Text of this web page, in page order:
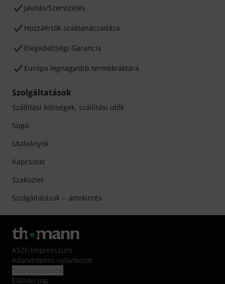
Javítás/Szervizelés
Hozzáértők szaktanácsadása
Elégedettségi Garancia
Európa legnagyobb termékraktára
Szolgáltatások
Szállítási költségek, szállítási idők
Súgó
Utalványok
Kapcsolat
Szaküzlet
Szolgáltatások -- áttekintés
ÁSZF/Impresszum
Adatvédelmi nyilatkozat
Elállási jog